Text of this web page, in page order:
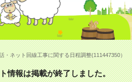
・ネット回線工事に関する日程調整(111447350）
情報は掲載が終了しました。